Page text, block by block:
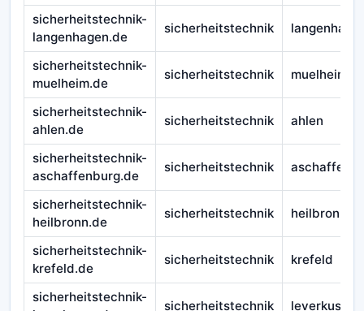
sicherheitstechnik-
langenhagen.de
sicherheitstechnik
sicherheitstechnik-
muelheim.de
sicherheitstechnik muelheim
sicherheitstechnik-
ahlen.de
sicherheitstechnik ahlen
sicherheitstechnik-
aschaffenburg.de
sicherheitstechnik
sicherheitstechnik-
heilbronn.de
sicherheitstechnik heilbronn
sicherheitstechnik-
krefeld.de
sicherheitstechnik krefeld
sicherheitstechnik-
sicherheitstechnik leverkusen